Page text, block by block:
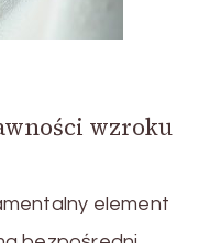
wzroku
element